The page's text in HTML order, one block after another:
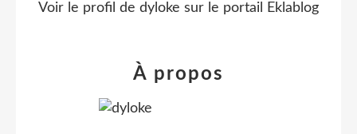
Voir le profil de dyloke sur le portail Eklablog
À propos